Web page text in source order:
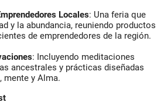
Locales: Una feria que
y la abundancia, reuniendo productos
de emprendedores de la región.
: Incluyendo meditaciones
ancestrales y prácticas diseñadas
mente y Alma.